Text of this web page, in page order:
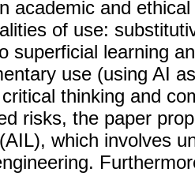
academic and
of use:
superficial learning
use (using AI
thinking and
risks, the paper
which involves